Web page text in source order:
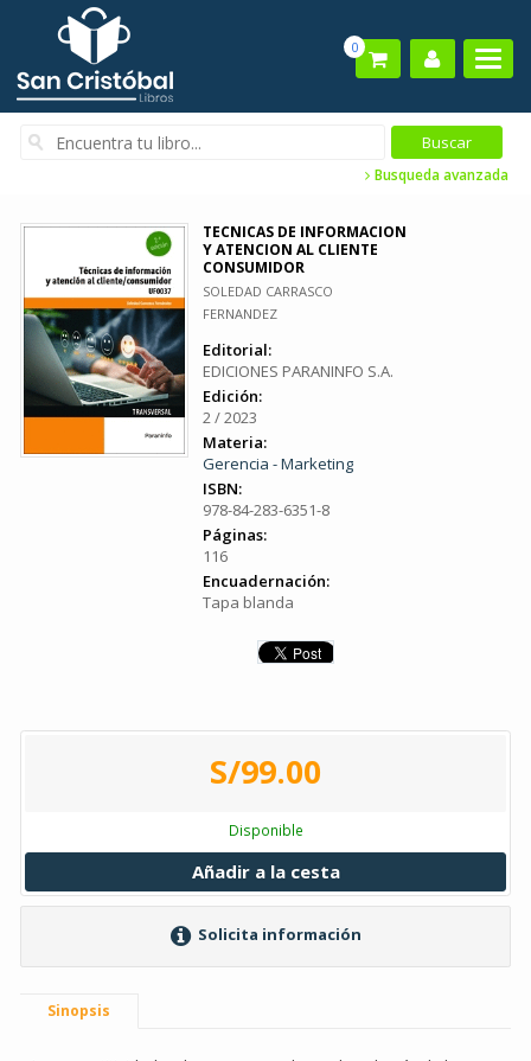
0
Busqueda avanzada
TECNICAS DE INFORMACION
Y ATENCION AL CLIENTE
CONSUMIDOR
SOLEDAD CARRASCO
FERNANDEZ
Editorial:
EDICIONES PARANINFO S.A.
Edición:
2 / 2023
Materia:
Gerencia - Marketing
ISBN:
978-84-283-6351-8
Páginas:
116
Encuadernación:
Tapa blanda
S/99.00
Disponible
Añadir a la cesta
Solicita información
Sinopsis